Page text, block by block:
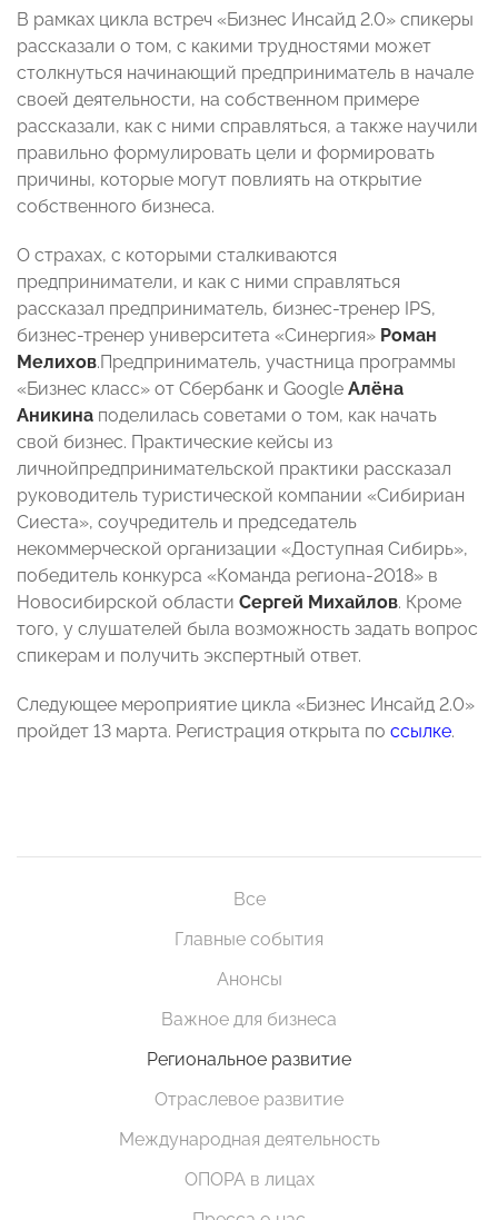
В рамках цикла встреч «Бизнес Инсайд 2.0» спикеры
рассказали о том, с какими трудностями может
столкнуться начинающий предприниматель в начале
своей деятельности, на собственном примере
рассказали, как с ними справляться, а также научили
правильно формулировать цели и формировать
причины, которые могут повлиять на открытие
собственного бизнеса.
О страхах, с которыми сталкиваются
предприниматели, и как с ними справляться
рассказал предприниматель, бизнес-тренер IPS,
бизнес-тренер университета «Синергия» Роман
Мелихов.Предприниматель, участница программы
«Бизнес класс» от Сбербанк и Google Алёна
Аникина поделилась советами о том, как начать
свой бизнес. Практические кейсы из
личнойпредпринимательской практики рассказал
руководитель туристической компании «Сибириан
Сиеста», соучредитель и председатель
некоммерческой организации «Доступная Сибирь»,
победитель конкурса «Команда региона-2018» в
Новосибирской области Сергей Михайлов. Кроме
того, у слушателей была возможность задать вопрос
спикерам и получить экспертный ответ.
Следующее мероприятие цикла «Бизнес Инсайд 2.0»
пройдет 13 марта. Регистрация открыта по ссылке.
Все
Главные события
Анонсы
Важное для бизнеса
Региональное развитие
Отраслевое развитие
Международная деятельность
ОПОРА в лицах